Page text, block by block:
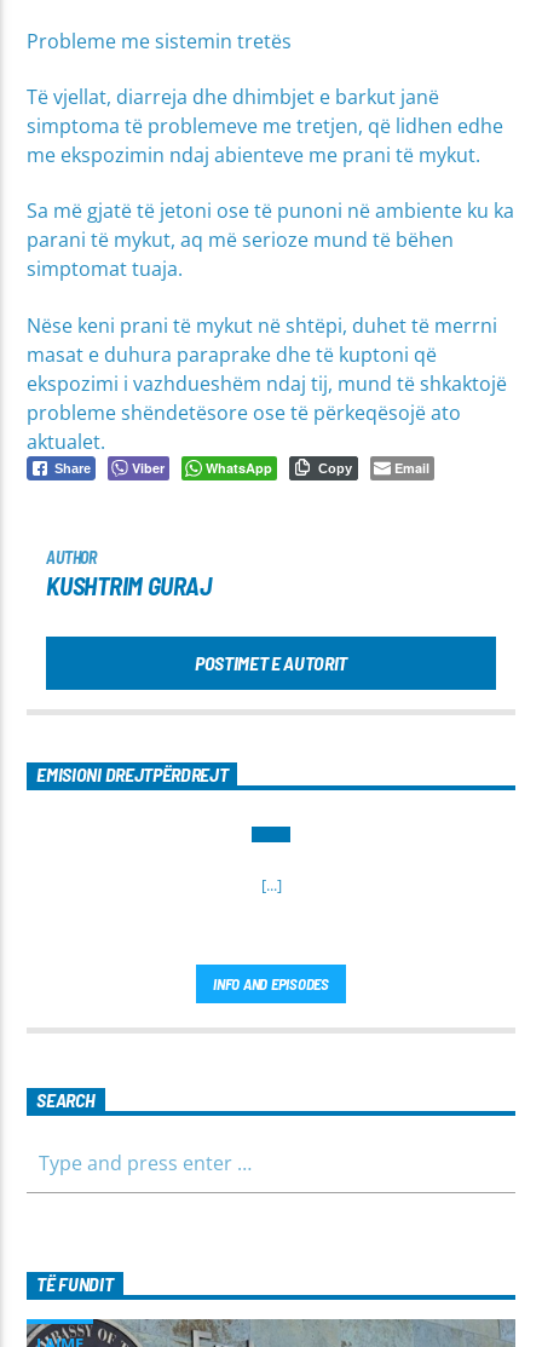
Probleme me sistemin tretës
Të vjellat, diarreja dhe dhimbjet e barkut janë
simptoma të problemeve me tretjen, që lidhen edhe
me ekspozimin ndaj abienteve me prani të mykut.
Sa më gjatë të jetoni ose të punoni në ambiente ku ka
parani të mykut, aq më serioze mund të bëhen
simptomat tuaja.
Nëse keni prani të mykut në shtëpi, duhet të merrni
masat e duhura paraprake dhe të kuptoni që
ekspozimi i vazhdueshëm ndaj tij, mund të shkaktojë
probleme shëndetësore ose të përkeqësojë ato
aktualet.
Share Viber WhatsApp Copy Email
AUTHOR
KUSHTRIM GURAJ
POSTIMET E AUTORIT
EMISIONI DREJTPËRDREJT
[...]
INFO AND EPISODES
SEARCH
TË FUNDIT